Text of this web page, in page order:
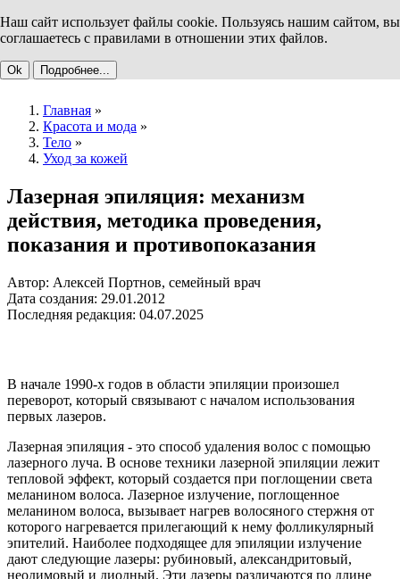
Наш сайт использует файлы cookie. Пользуясь нашим сайтом, вы
соглашаетесь с правилами в отношении этих файлов.
Ok Подробнее...
Главная »
Красота и мода »
Тело »
Уход за кожей
Лазерная эпиляция: механизм
действия, методика проведения,
показания и противопоказания
Автор: Алексей Портнов, семейный врач
Дата создания: 29.01.2012
Последняя редакция: 04.07.2025
В начале 1990-х годов в области эпиляции произошел
переворот, который связывают с началом использования
первых лазеров.
Лазерная эпиляция - это способ удаления волос с помощью
лазерного луча. В основе техники лазерной эпиляции лежит
тепловой эффект, который создается при поглощении света
меланином волоса. Лазерное излучение, поглощенное
меланином волоса, вызывает нагрев волосяного стержня от
которого нагревается прилегающий к нему фолликулярный
эпителий. Наиболее подходящее для эпиляции излучение
дают следующие лазеры: рубиновый, александритовый,
неодимовый и диодный. Эти лазеры различаются по длине